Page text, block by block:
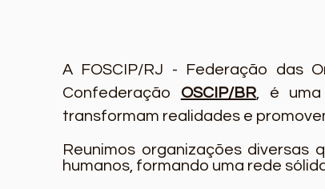
A FOSCIP/RJ - Federação das
Confederação OSCIP/BR, é uma
transformam realidades e
Reunimos organizações
humanos, formando uma rede